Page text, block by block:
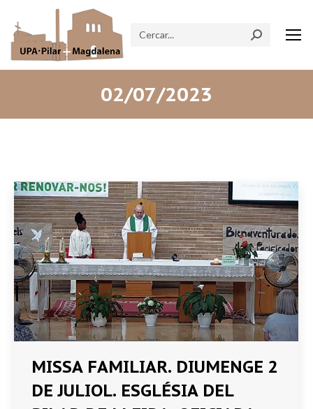
Search:
02/07/2023
MISSA FAMILIAR. DIUMENGE 2
DE JULIOL. ESGLÉSIA DEL